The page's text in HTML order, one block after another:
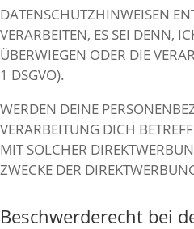
DATENSCHUTZHINWEISEN
VERARBEITEN, ES SEI DENN,
ÜBERWIEGEN ODER DIE
1 DSGVO).
WERDEN DEINE
VERARBEITUNG DICH
MIT SOLCHER
ZWECKE DER
Beschwerderecht bei